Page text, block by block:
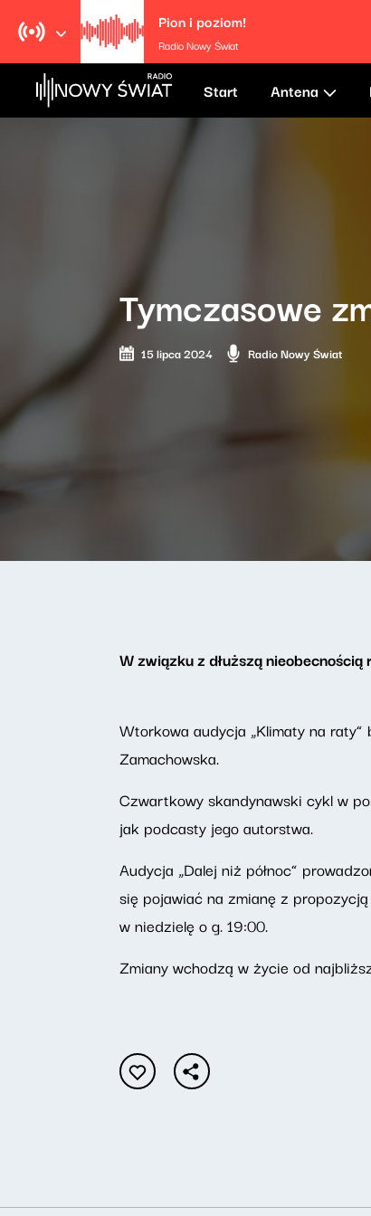
Pion i poziom!
Radio Nowy Świat
Start Antena
Tymczasowe
15 lipca 2024 Radio Nowy Świat
W związku z dłuższą
Wtorkowa audycja „Klimaty na
Zamachowska.
Czwartkowy skandynawski cykl w
jak podcasty jego autorstwa.
Audycja „Dalej niż północ”
się pojawiać na zmianę z
w niedzielę o g. 19:00.
Zmiany wchodzą w życie od